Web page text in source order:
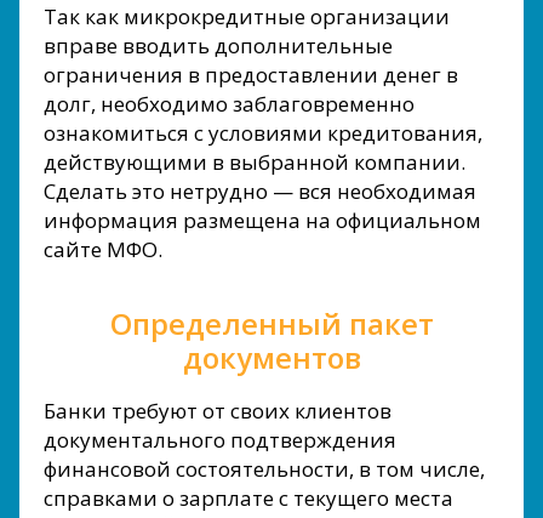
Так как микрокредитные организации
вправе вводить дополнительные
ограничения в предоставлении денег в
долг, необходимо заблаговременно
ознакомиться с условиями кредитования,
действующими в выбранной компании.
Сделать это нетрудно — вся необходимая
информация размещена на официальном
сайте МФО.
Определенный пакет
документов
Банки требуют от своих клиентов
документального подтверждения
финансовой состоятельности, в том числе,
справками о зарплате с текущего места